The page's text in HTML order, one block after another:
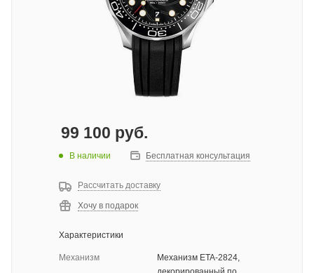
99 100 руб.
В наличии Бесплатная консультация
Рассчитать доставку
Хочу в подарок
Характеристики
Механизм
Механизм ETA-2824,